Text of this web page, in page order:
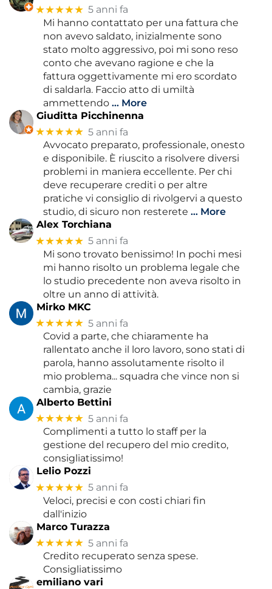
★★★★★ 5 anni fa
Mi hanno contattato per una fattura che
non avevo saldato, inizialmente sono
stato molto aggressivo, poi mi sono reso
conto che avevano ragione e che la
fattura oggettivamente mi ero scordato
di saldarla. Faccio atto di umiltà
ammettendo … More
Giuditta Picchinenna
★★★★★ 5 anni fa
Avvocato preparato, professionale, onesto
e disponibile. È riuscito a risolvere diversi
problemi in maniera eccellente. Per chi
deve recuperare crediti o per altre
pratiche vi consiglio di rivolgervi a questo
studio, di sicuro non resterete … More
Alex Torchiana
★★★★★ 5 anni fa
Mi sono trovato benissimo! In pochi mesi
mi hanno risolto un problema legale che
lo studio precedente non aveva risolto in
oltre un anno di attività.
Mirko MKC
★★★★★ 5 anni fa
Covid a parte, che chiaramente ha
rallentato anche il loro lavoro, sono stati di
parola, hanno assolutamente risolto il
mio problema... squadra che vince non si
cambia, grazie
Alberto Bettini
★★★★★ 5 anni fa
Complimenti a tutto lo staff per la
gestione del recupero del mio credito,
consigliatissimo!
Lelio Pozzi
★★★★★ 5 anni fa
Veloci, precisi e con costi chiari fin
dall'inizio
Marco Turazza
★★★★★ 5 anni fa
Credito recuperato senza spese.
Consigliatissimo
emiliano vari